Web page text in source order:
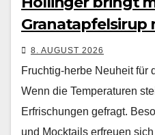
Granatapfelsirup
8. AUGUST 2026
Fruchtig-herbe Neuheit für
Wenn die Tem­per­a­turen
Erfrischun­gen gefragt.
und Mock­tails erfreuen